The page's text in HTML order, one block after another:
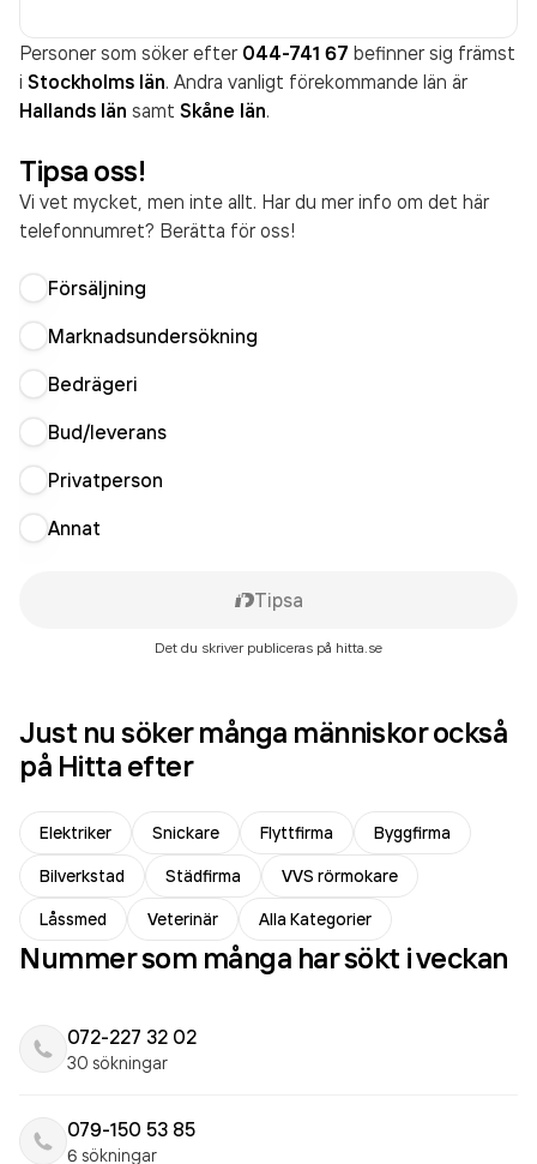
Personer som söker efter 044-741 67 befinner sig främst
i Stockholms län. Andra vanligt förekommande län är
Hallands län samt Skåne län.
Tipsa oss!
Vi vet mycket, men inte allt. Har du mer info om det här
telefonnumret? Berätta för oss!
Försäljning
Marknadsundersökning
Bedrägeri
Bud/leverans
Privatperson
Annat
Tipsa
Det du skriver publiceras på hitta.se
Just nu söker många människor också
på Hitta efter
Elektriker Snickare Flyttfirma
Byggfirma
Bilverkstad
Städfirma
VVS rörmokare
Låssmed
Veterinär Alla Kategorier
Nummer som många har sökt i veckan
072-227 32 02
30 sökningar
079-150 53 85
6 sökningar